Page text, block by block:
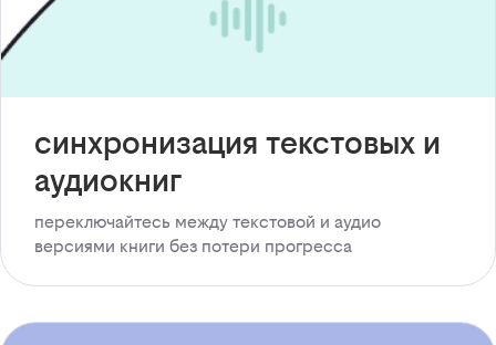
синхронизация текстовых и
аудиокниг
переключайтесь между текстовой и аудио
версиями книги без потери прогресса